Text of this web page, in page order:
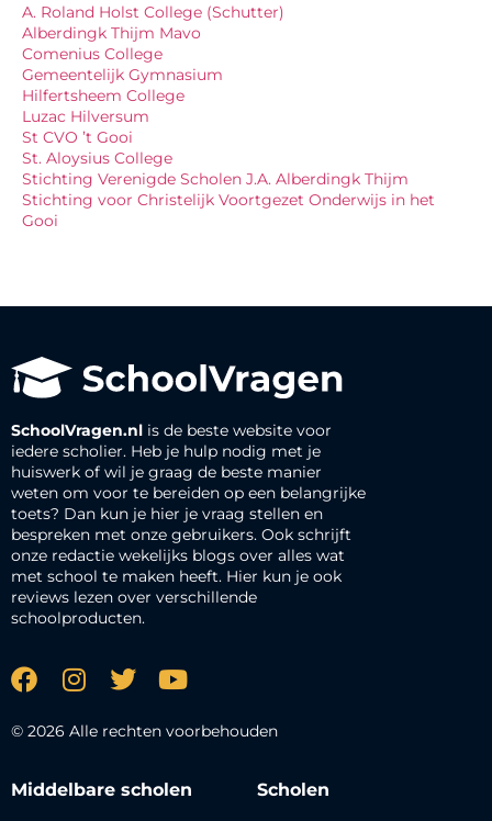
A. Roland Holst College (Schutter)
Alberdingk Thijm Mavo
Comenius College
Gemeentelijk Gymnasium
Hilfertsheem College
Luzac Hilversum
St CVO ’t Gooi
St. Aloysius College
Stichting Verenigde Scholen J.A. Alberdingk Thijm
Stichting voor Christelijk Voortgezet Onderwijs in het
Gooi
SchoolVragen.nl is de beste website voor
iedere scholier. Heb je hulp nodig met je
huiswerk of wil je graag de beste manier
weten om voor te bereiden op een belangrijke
toets? Dan kun je hier je vraag stellen en
bespreken met onze gebruikers. Ook schrijft
onze redactie wekelijks blogs over alles wat
met school te maken heeft. Hier kun je ook
reviews lezen over verschillende
schoolproducten.
© 2026 Alle rechten voorbehouden
Middelbare scholen Scholen